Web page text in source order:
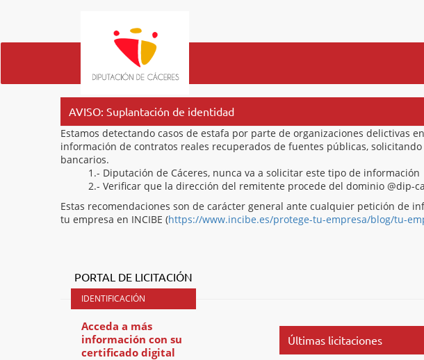
AVISO: Suplantación de identidad
Estamos detectando casos de estafa por parte de organizaciones delictivas
información de contratos reales recuperados de fuentes públicas,
bancarios.
1.- Diputación de Cáceres, nunca va a solicitar este tipo de información
2.- Verificar que la dirección del remitente procede del dominio @dip-
Estas recomendaciones son de carácter general ante cualquier petición de
tu empresa en INCIBE (https://www.incibe.es/protege-tu-empresa/blog/tu-
PORTAL DE LICITACIÓN
Acceda a más
información con su
certificado digital
Últimas licitaciones